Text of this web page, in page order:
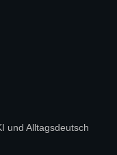
und Alltagsdeutsch